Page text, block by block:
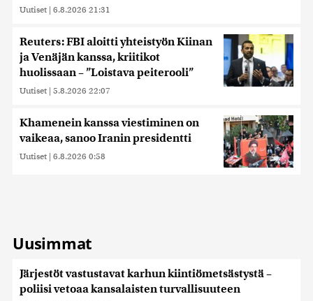
Uutiset | 6.8.2026 21:31
Reuters: FBI aloitti yhteistyön Kiinan
ja Venäjän kanssa, kriitikot
huolissaan – ”Loistava peiterooli”
Uutiset | 5.8.2026 22:07
Khamenein kanssa viestiminen on
vaikeaa, sanoo Iranin presidentti
Uutiset | 6.8.2026 0:58
Uusimmat
Järjestöt vastustavat karhun kiintiömetsästystä –
poliisi vetoaa kansalaisten turvallisuuteen